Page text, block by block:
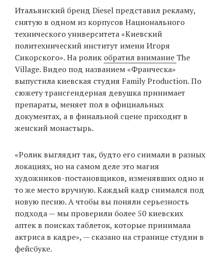
EN
UA
Итальянский бренд Diesel представил рекламу,
снятую в одном из корпусов Национального
технического университета «Киевский
политехнический институт имени Игоря
Сикорского». На ролик обратил внимание The
Village. Видео под названием «Франческа»
выпустила киевская студия Family Production. По
сюжету трансгендерная девушка принимает
препараты, меняет пол в официальных
документах, а в финальной сцене приходит в
женский монастырь.
«Ролик выглядит так, будто его снимали в разных
локациях, но на самом деле это магия
художников-постановщиков, изменявших одно и
то же место вручную. Каждый кадр снимался под
новую песню. А чтобы вы поняли серьезность
подхода — мы проверили более 50 киевских
аптек в поисках таблеток, которые принимала
актриса в кадре», — сказано на странице студии в
фейсбуке.